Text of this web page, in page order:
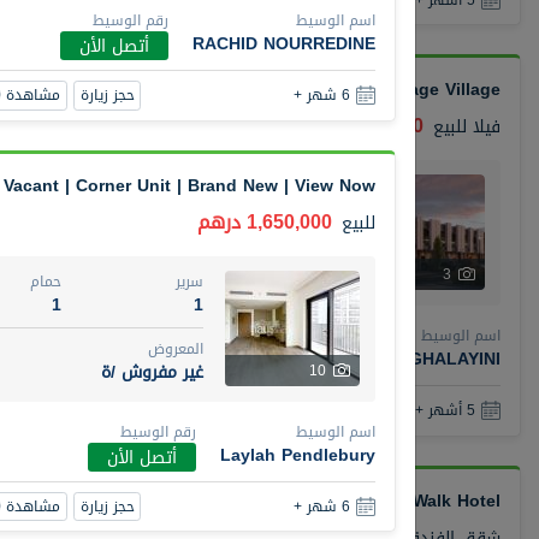
Town House Reportage Village
فيلا للبيع 1,500,000 درهم
3
سرير
2
حمام
غير مفروش /ة
اسم الوسيط
ABDUL RAHMAN OMAR GHALAYINI
رقم الوسيط
أتصل الأن
5 أشهر +
Unit in Rove City Walk Hotel
اسم الوسيط
RACHID NOURREDINE
رقم الوسيط
أتصل الأن
6 شهر + حجز زيارة مشاهدة 360
Vacant | Corner Unit | Brand New | View Now
للبيع 1,650,000 درهم
10
سرير
1
حمام
1
المعروض
غير مفروش /ة
اسم الوسيط
Laylah Pendlebury
رقم الوسيط
أتصل الأن
6 شهر + حجز زيارة مشاهدة 360